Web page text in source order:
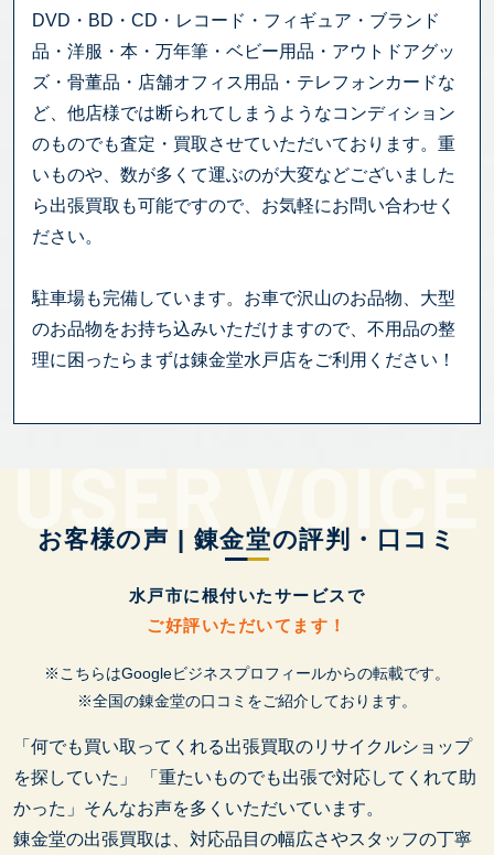
DVD・BD・CD・レコード・フィギュア・ブランド
品・洋服・本・万年筆・ベビー用品・アウトドアグッ
ズ・骨董品・店舗オフィス用品・テレフォンカードな
ど、他店様では断られてしまうようなコンディション
のものでも査定・買取させていただいております。重
いものや、数が多くて運ぶのが大変などございました
ら出張買取も可能ですので、お気軽にお問い合わせく
ださい。
駐車場も完備しています。お車で沢山のお品物、大型
のお品物をお持ち込みいただけますので、不用品の整
理に困ったらまずは錬金堂水戸店をご利用ください！
お客様の声 | 錬金堂の評判・口コミ
水戸市に根付いたサービスで
ご好評いただいてます！
※こちらはGoogleビジネスプロフィールからの転載です。
※全国の錬金堂の口コミをご紹介しております。
「何でも買い取ってくれる出張買取のリサイクルショップ
を探していた」
「重たいものでも出張で対応してくれて助
かった」そんなお声を多くいただいています。
錬金堂の出張買取は、対応品目の幅広さやスタッフの丁寧